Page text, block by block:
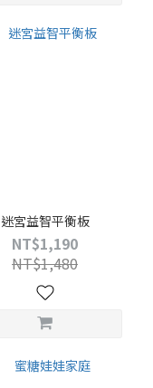
迷宮益智平衡板
NT$1,190
NT$1,480